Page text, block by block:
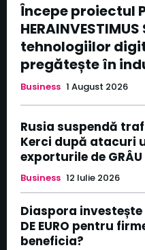
Începe proiectul
tehnologiilor
pregătește în
Business 1 August 2026
Rusia suspendă
Kerci după atacuri
exporturile de GRÂU
Business 12 Iulie 2026
Diaspora investește
DE EURO pentru
beneficia?